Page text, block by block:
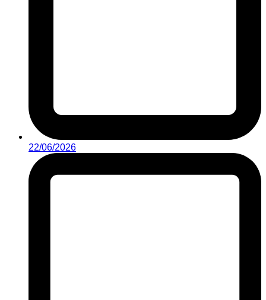
22/06/2026